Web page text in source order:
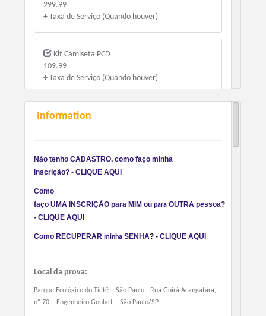
299.99
+ Taxa de Serviço (Quando houver)
Kit Camiseta PCD
109.99
+ Taxa de Serviço (Quando houver)
Kit Camiseta 60+
Kit Camiseta
129.99
+ Taxa de Serviço (Quando houver)
Information
Não tenho CADASTRO, como faço minha
inscrição? - CLIQUE AQUI
Como
faço U MA INSCRIÇÃO para MIM oupara OUTRA pessoa?
- CLIQUE AQUI
Como RECUPERAR minha SENHA? - CLIQUE AQUI
Local da prova:
Parque Ecológico do Tietê – São Paulo - Rua Guirá Acangatara,
nº 70 – Engenheiro Goulart – São Paulo/SP